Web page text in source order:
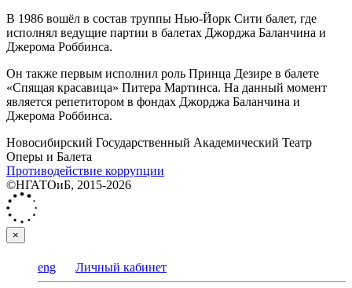
В 1986 вошёл в состав труппы Нью-Йорк Сити балет, где
исполнял ведущие партии в балетах Джорджа Баланчина и
Джерома Роббинса.
Он также первым исполнил роль Принца Дезире в балете
«Спящая красавица» Питера Мартинса. На данный момент
является репетитором в фондах Джорджа Баланчина и
Джерома Роббинса.
Новосибирский Государственный Академический Театр
Оперы и Балета
Противодействие коррупции
©НГАТОиБ, 2015-2026
×
eng Личный кабинет